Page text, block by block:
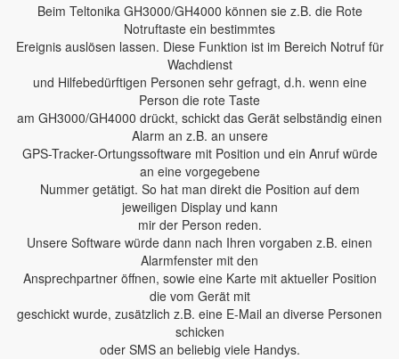
Beim Teltonika GH3000/GH4000 können sie z.B. die Rote
Notruftaste ein bestimmtes
Ereignis auslösen lassen. Diese Funktion ist im Bereich Notruf für
Wachdienst
und Hilfebedürftigen Personen sehr gefragt, d.h. wenn eine
Person die rote Taste
am GH3000/GH4000 drückt, schickt das Gerät selbständig einen
Alarm an z.B. an unsere
GPS-Tracker-Ortungssoftware mit Position und ein Anruf würde
an eine vorgegebene
Nummer getätigt. So hat man direkt die Position auf dem
jeweiligen Display und kann
mir der Person reden.
Unsere Software würde dann nach Ihren vorgaben z.B. einen
Alarmfenster mit den
Ansprechpartner öffnen, sowie eine Karte mit aktueller Position
die vom Gerät mit
geschickt wurde, zusätzlich z.B. eine E-Mail an diverse Personen
schicken
oder SMS an beliebig viele Handys.